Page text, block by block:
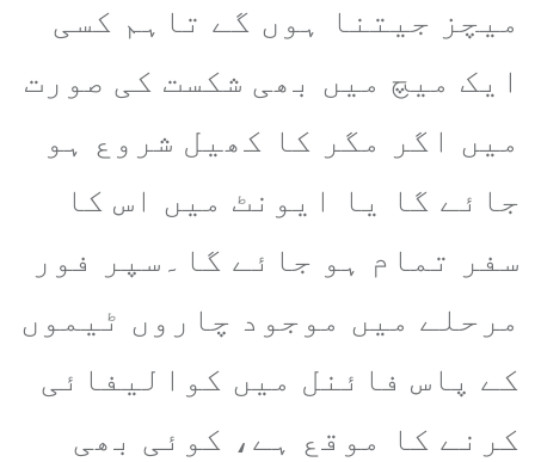
میچز جیتنا ہوں گے تاہم کسی
ایک میچ میں بھی شکست کی صورت
میں اگر مگر کا کھیل شروع ہو
جائے گا یا ایونٹ میں اس کا
سفر تمام ہو جائے گا۔سپر فور
مرحلے میں موجود چاروں ٹیموں
کے پاس فائنل میں کوالیفائی
کرنے کا موقع ہے، کوئی بھی